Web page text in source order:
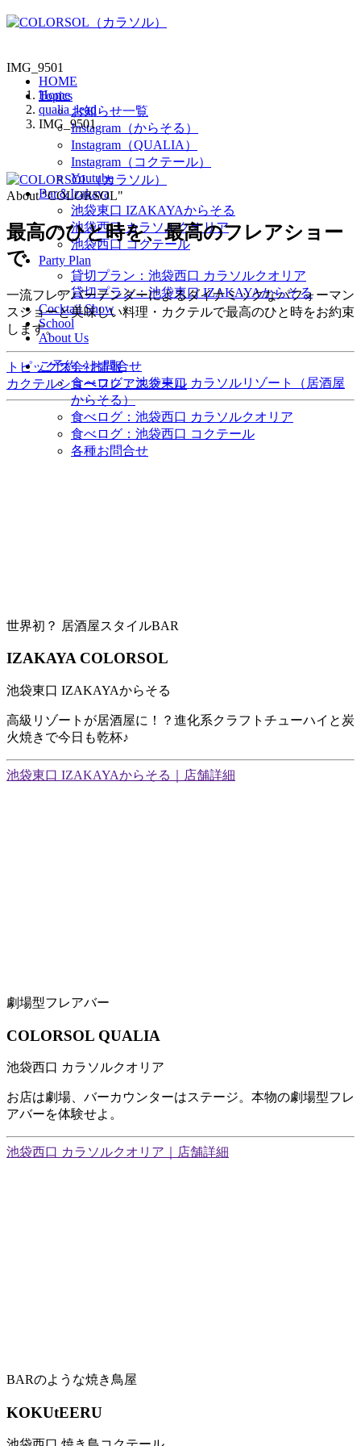
HOME
Topics
お知らせ一覧
Instagram（からそる）
Instagram（QUALIA）
Instagram（コクテール）
Youtube
Bar＆Izakaya
池袋東口 IZAKAYAからそる
池袋西口 カラソルクオリア
池袋西口 コクテール
Party Plan
貸切プラン：池袋西口 カラソルクオリア
貸切プラン：池袋東口 IZAKAYAからそる
Cocktail Show
School
About Us
ご予約・お問合せ
食べログ：池袋東口 カラソルリゾート（居酒屋
からそる）
食べログ：池袋西口 カラソルクオリア
食べログ：池袋西口 コクテール
各種お問合せ
IMG_9501
Home
qualia_lead
IMG_9501
About "COLORSOL"
最高のひと時を、最高のフレアショー
で
一流フレアバーテンダーによるダイナミックなパフォーマン
スショーと美味しい料理・カクテルで最高のひと時をお約束
します。
トピックス会社情報
カクテルショーフレアスクール
世界初？ 居酒屋スタイルBAR
IZAKAYA COLORSOL
池袋東口 IZAKAYAからそる
高級リゾートが居酒屋に！？進化系クラフトチューハイと炭
火焼きで今日も乾杯♪
池袋東口 IZAKAYAからそる｜店舗詳細
劇場型フレアバー
COLORSOL QUALIA
池袋西口 カラソルクオリア
お店は劇場、バーカウンターはステージ。本物の劇場型フレ
アバーを体験せよ。
池袋西口 カラソルクオリア｜店舗詳細
BARのような焼き鳥屋
KOKUtEERU